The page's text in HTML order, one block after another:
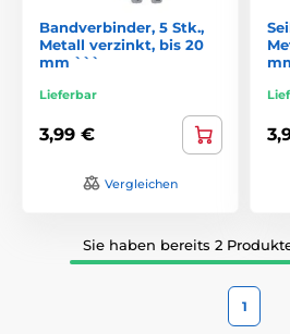
Bandverbinder, 5 Stk.,
Metall verzinkt, bis 20
mm ```
Lieferbar
3,99 €
Vergleichen
Sie haben bereits 2
1